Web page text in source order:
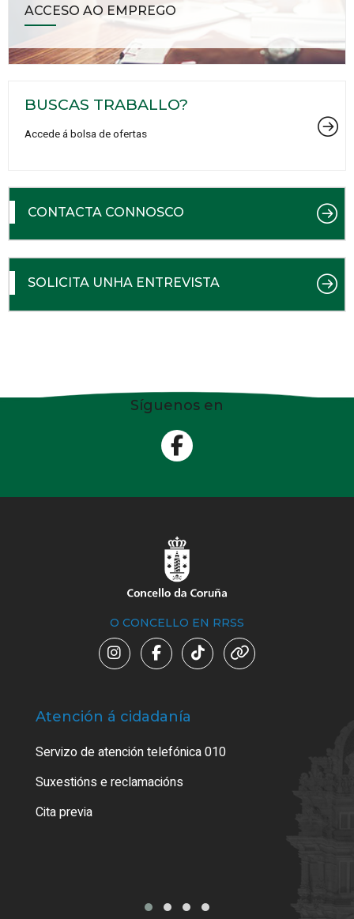
ACCESO AO EMPREGO
BUSCAS TRABALLO?
Accede á bolsa de ofertas
CONTACTA CONNOSCO
SOLICITA UNHA ENTREVISTA
Síguenos en
O CONCELLO EN RRSS
Atención á cidadanía
Servizo de atención telefónica 010
Suxestións e reclamacións
Cita previa